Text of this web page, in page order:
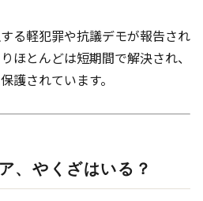
る軽犯罪や抗議デモが報告され
ほとんどは短期間で解決され、
護されています。
、やくざはいる？